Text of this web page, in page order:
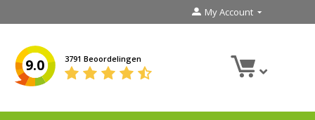
My Account
9.0 3791 Beoordelingen